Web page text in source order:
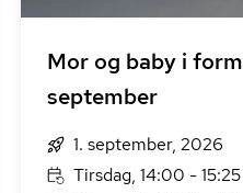
Mor og baby i form
september
1. september, 2026
Tirsdag, 14:00 - 15:25